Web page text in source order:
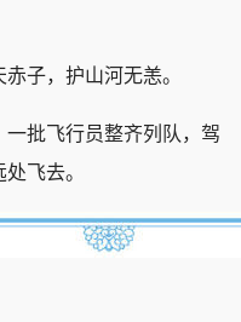
子，护山河无恙。
批飞行员整齐列队，驾
飞去。